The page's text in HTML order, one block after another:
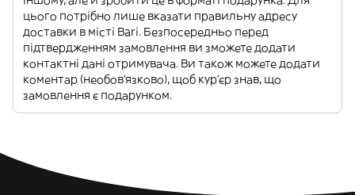
цього потрібно лише вказати правильну адресу
доставки в місті Bari. Безпосередньо перед
підтвердженням замовлення ви зможете додати
контактні дані отримувача. Ви також можете додати
коментар (необов'язково), щоб кур'єр знав, що
замовлення є подарунком.